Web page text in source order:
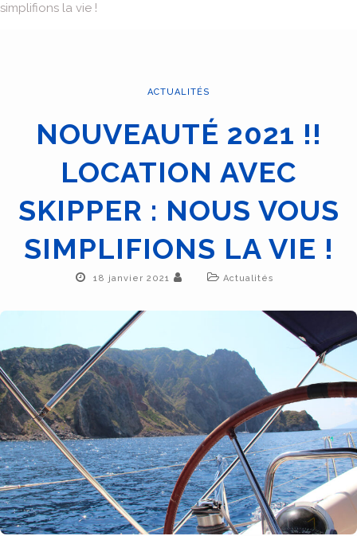
simplifions la vie !
ACTUALITÉS
NOUVEAUTÉ 2021 !!
LOCATION AVEC
SKIPPER : NOUS VOUS
SIMPLIFIONS LA VIE !
18 janvier 2021 Actualités